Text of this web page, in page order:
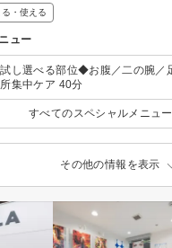
・使える
ュー
し選べる部位◆お腹／二の腕
集中ケア 40分
すべてのスペシャルメニュ
その他の情報を表示